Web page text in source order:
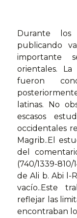
Durante
publicando
importante
orientales.
fueron
latinas. No
escasos
occidentales
Magrib..El
del
(740/1339-
de Ali b. Abi l-
vacío..Este
reflejar las
encontraban